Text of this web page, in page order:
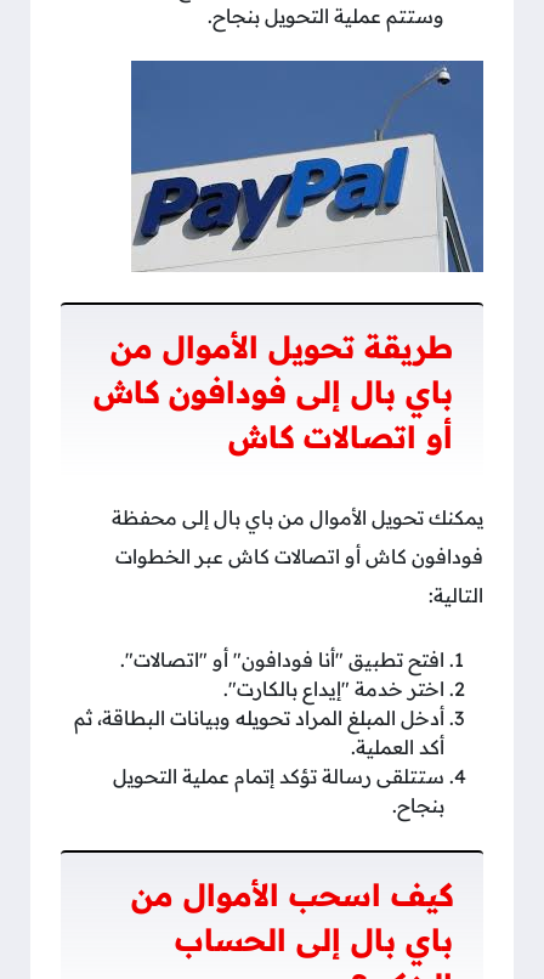
وستتم عملية التحويل بنجاح.
طريقة تحويل الأموال من
باي بال إلى فودافون كاش
أو اتصالات كاش
يمكنك تحويل الأموال من باي بال إلى محفظة
فودافون كاش أو اتصالات كاش عبر الخطوات
التالية:
افتح تطبيق "أنا فودافون" أو "اتصالات".
اختر خدمة "إيداع بالكارت".
أدخل المبلغ المراد تحويله وبيانات البطاقة، ثم
أكد العملية.
ستتلقى رسالة تؤكد إتمام عملية التحويل
بنجاح.
كيف اسحب الأموال من
باي بال إلى الحساب